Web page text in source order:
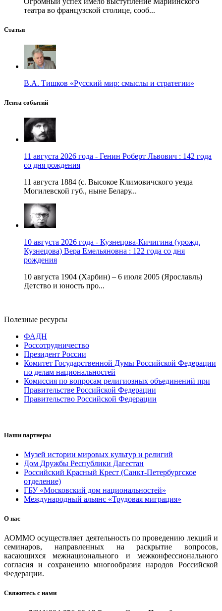
театра во французской столице, сооб...
Статьи
В.А. Тишков «Русский мир: смыслы и стратегии»
Лента событий
11 августа 2026 года - Генин Роберт Львович : 142 года
со дня рождения
11 августа 1884 (с. Высокое Климовичского уезда
Могилевской губ., ныне Белару...
10 августа 2026 года - Кузнецова-Кичигина (урожд.
Кузнецова) Вера Емельяновна : 122 года со дня
рождения
10 августа 1904 (Харбин) – 6 июля 2005 (Ярославль)
Детство и юность про...
Полезные ресурсы
ФАДН
Россотрудничество
Президент России
Комитет Государственной Думы Российской Федерации
по делам национальностей
Комиссия по вопросам религиозных объединений при
Правительстве Российской Федерации
Правительство Российской Федерации
Наши партнеры
Музей истории мировых культур и религий
Дом Дружбы Республики Дагестан
Российский Красный Крест (Санкт-Петербургское
отделение)
ГБУ «Московский дом национальностей»
Международный альянс «Трудовая миграция»
О нас
АОММО осуществляет деятельность по проведению лекций и
семинаров, направленных на раскрытие вопросов,
касающихся межнационального и межконфессионального
согласия и сохранению многообразия народов Российской
Федерации.
Свяжитесь с нами